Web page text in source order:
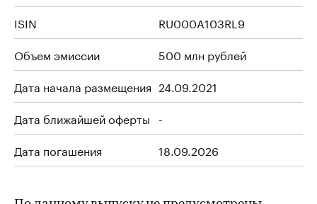
ISIN
RU000A103RL9
Объем эмиссии
500 млн рублей
Дата начала размещения 24.09.2021
Дата ближайшей оферты -
Дата погашения
18.09.2026